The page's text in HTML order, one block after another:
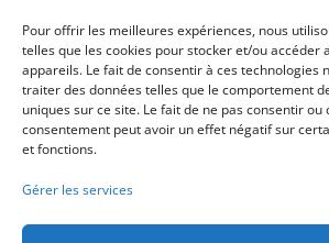
Pour offrir les meilleures expériences, nous
telles que les cookies pour stocker et/ou accéder
appareils. Le fait de consentir à ces technologies
traiter des données telles que le comportement
uniques sur ce site. Le fait de ne pas consentir
consentement peut avoir un effet négatif sur
et fonctions.
Gérer les services
Clubs & comités
Licenciés
Contact